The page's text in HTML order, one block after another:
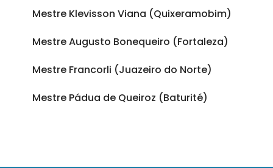
Mestre Klevisson Viana (Quixeramobim)
Mestre Augusto Bonequeiro (Fortaleza)
Mestre Francorli (Juazeiro do Norte)
Mestre Pádua de Queiroz (Baturité)